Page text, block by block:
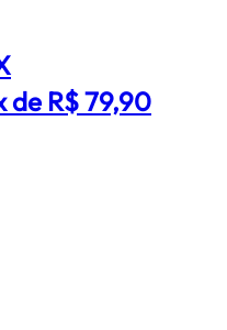
de R$ 79,90